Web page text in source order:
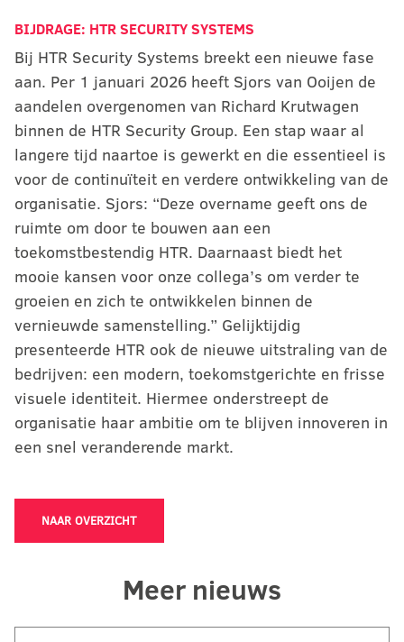
BIJDRAGE: HTR SECURITY SYSTEMS
Bij HTR Security Systems breekt een nieuwe fase
aan. Per 1 januari 2026 heeft Sjors van Ooijen de
aandelen overgenomen van Richard Krutwagen
binnen de HTR Security Group. Een stap waar al
langere tijd naartoe is gewerkt en die essentieel is
voor de continuïteit en verdere ontwikkeling van de
organisatie. Sjors: “Deze overname geeft ons de
ruimte om door te bouwen aan een
toekomstbestendig HTR. Daarnaast biedt het
mooie kansen voor onze collega’s om verder te
groeien en zich te ontwikkelen binnen de
vernieuwde samenstelling.” Gelijktijdig
presenteerde HTR ook de nieuwe uitstraling van de
bedrijven: een modern, toekomstgerichte en frisse
visuele identiteit. Hiermee onderstreept de
organisatie haar ambitie om te blijven innoveren in
een snel veranderende markt.
NAAR OVERZICHT
Meer nieuws